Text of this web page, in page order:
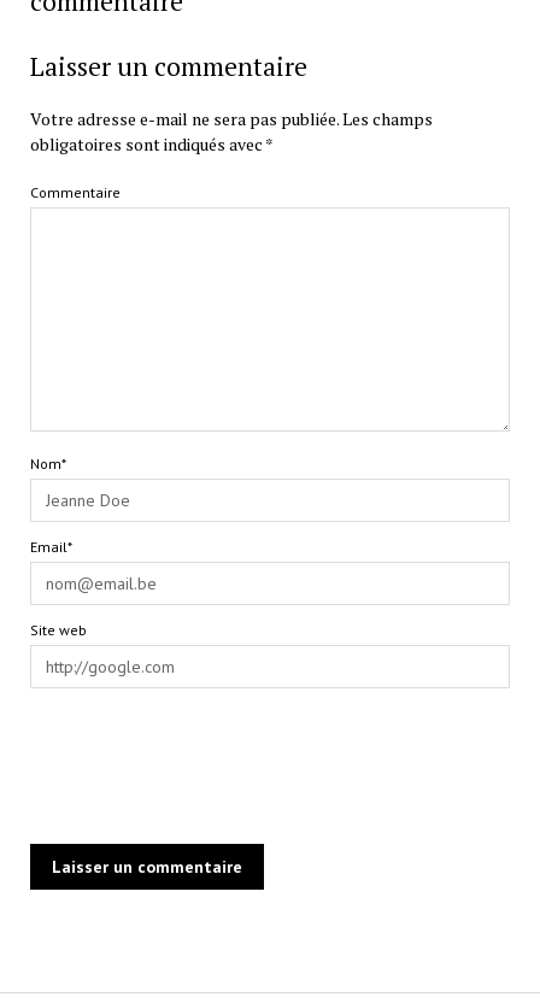
Laisser un commentaire
Votre adresse e-mail ne sera pas publiée.Les champs
obligatoires sont indiqués avec *
Commentaire
Nom*
Email*
Site web